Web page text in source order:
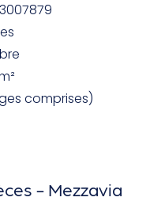
comprises)
- Mezzavia